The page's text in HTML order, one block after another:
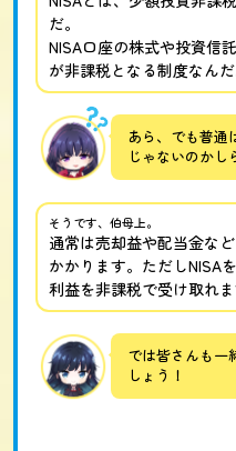
だ。
NISA口座の株式や投資信
が非課税となる制度なんだ
あら、でも普通
じゃないのかし
そうです、伯母上。
通常は売却益や配当金な
かかります。ただしNISA
利益を非課税で受け取れま
では皆さんも一
しょう！